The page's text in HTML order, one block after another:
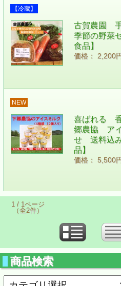
【冷蔵】
古賀農園 手
季節の野菜
食品】
価格： 2,200
NEW
喜ばれる
郷農協 ア
せ 送料込
品】
価格： 5,500
1 / 1ページ
（全2件）
商品検索